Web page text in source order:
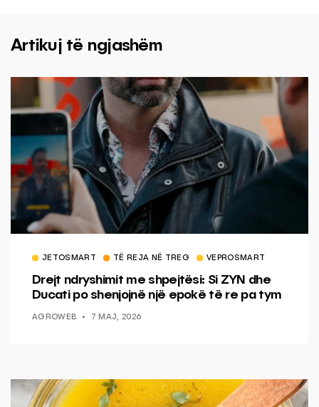
Artikuj të ngjashëm
JETOSMART TË REJA NË TREG VEPROSMART
Drejt ndryshimit me shpejtësi: Si ZYN dhe
Ducati po shenjojnë një epokë të re pa tym
AGROWEB 7 MAJ, 2026